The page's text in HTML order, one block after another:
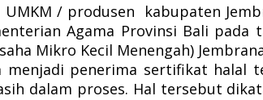
UMKM / produsen kabupaten
Agama Provinsi Bali
Mikro Kecil Menengah)
menjadi penerima sertifikat halal
dalam proses. Hal tersebut